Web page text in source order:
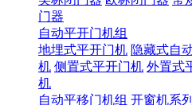
门器
自动平开门机组
地埋式平开门机 隐藏式自
机 侧置式平开门机 外置式
机
自动平移门机组 开窗机系列